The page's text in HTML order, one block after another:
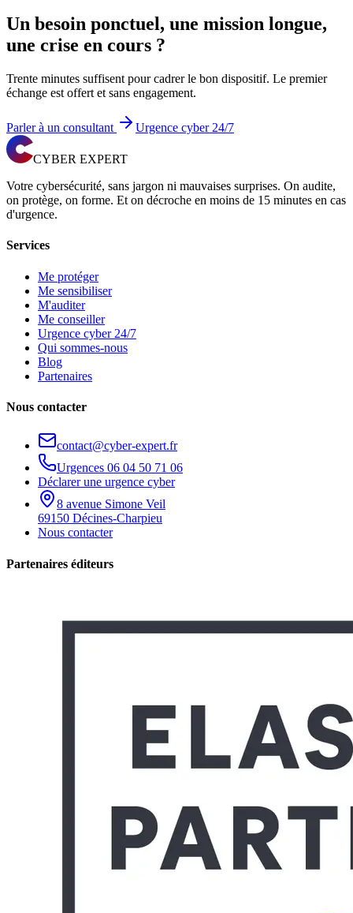
Un besoin ponctuel, une mission longue,
une crise en cours ?
Trente minutes suffisent pour cadrer le bon dispositif. Le premier
échange est offert et sans engagement.
Parler à un consultant Urgence cyber 24/7
CYBER EXPERT
Votre cybersécurité, sans jargon ni mauvaises surprises. On audite,
on protège, on forme. Et on décroche en moins de 15 minutes en cas
d'urgence.
Services
Me protéger
Me sensibiliser
M'auditer
Me conseiller
Urgence cyber 24/7
Qui sommes-nous
Blog
Partenaires
Nous contacter
contact@cyber-expert.fr
Urgences 06 04 50 71 06
Déclarer une urgence cyber
8 avenue Simone Veil
69150 Décines-Charpieu
Nous contacter
Partenaires éditeurs